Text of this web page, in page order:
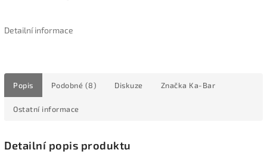
Detailní informace
Popis Podobné (8) Diskuze Značka Ka-Bar
Ostatní informace
Detailní popis produktu